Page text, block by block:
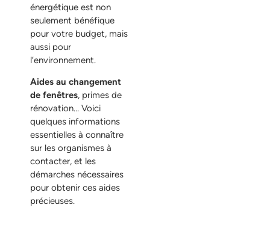
énergétique est non
seulement bénéfique
pour votre budget, mais
aussi pour
l’environnement.
Aides au changement
de fenêtres, primes de
rénovation… Voici
quelques informations
essentielles à connaître
sur les organismes à
contacter, et les
démarches nécessaires
pour obtenir ces aides
précieuses.